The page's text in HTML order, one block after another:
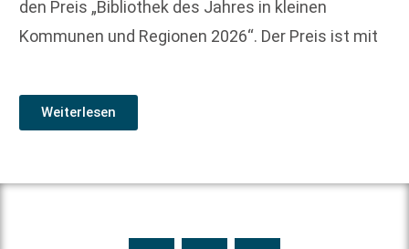
den Preis „Bibliothek des Jahres in kleinen
Kommunen und Regionen 2026“. Der Preis ist mit
Weiterlesen